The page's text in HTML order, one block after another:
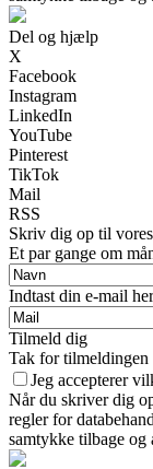
Del og hjælp
X
Facebook
Instagram
LinkedIn
YouTube
Pinterest
TikTok
Mail
RSS
Skriv dig op til
Et par gange om
Indtast din e-mail her
Tilmeld dig
Tak for tilmeldingen
Jeg accepterer
Når du skriver dig
regler for
samtykke tilbage